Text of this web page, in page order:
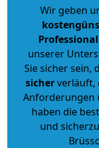
Wir geben
unserer
Sie sicher sein,
sicherverläuft,
Anforderungen
haben die
und